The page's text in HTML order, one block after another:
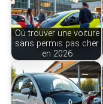
Où trouver une voiture
sans permis pas cher
en 2026